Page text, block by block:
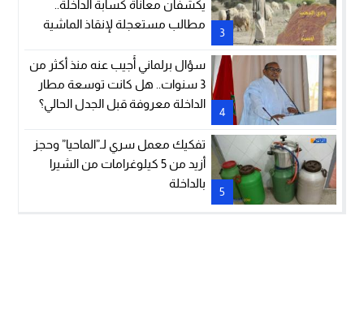
3
يكشفان معاناة كسابة الداخلة..
مطالب مستعجلة لإنقاذ الماشية
4
سؤال برلماني أُجيب عنه منذ أكثر من
3 سنوات.. هل كانت توسعة مطار
الداخلة معروفة قبل الجدل الحالي؟
5
تفكيك معمل سري لـ”الماحيا” وحجز
أزيد من 5 كيلوغرامات من الشيرا
بالداخلة